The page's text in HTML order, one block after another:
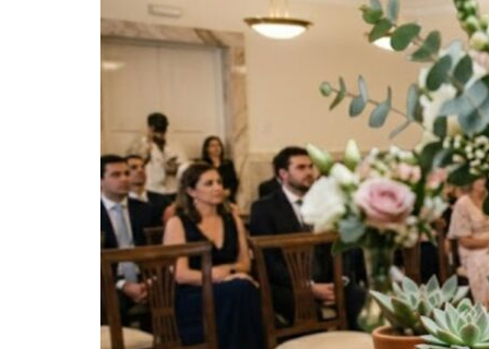
casamento
ideias
elegantes
para
marcar
um
momento
íntimo